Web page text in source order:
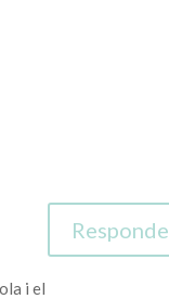
i el